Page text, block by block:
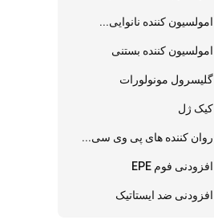
امولسیون کننده نانوایی...
امولسیون کننده بستنی
گلیسرول مونولورات
کیک ژل
روان کننده های پی وی سی...
افزودنی فوم EPE
افزودنی ضد ایستاتیک